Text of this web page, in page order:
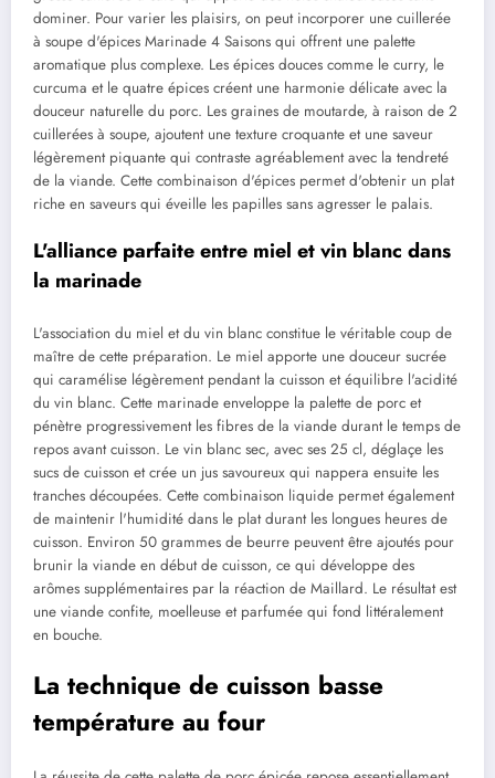
dominer. Pour varier les plaisirs, on peut incorporer une cuillerée
à soupe d'épices Marinade 4 Saisons qui offrent une palette
aromatique plus complexe. Les épices douces comme le curry, le
curcuma et le quatre épices créent une harmonie délicate avec la
douceur naturelle du porc. Les graines de moutarde, à raison de 2
cuillerées à soupe, ajoutent une texture croquante et une saveur
légèrement piquante qui contraste agréablement avec la tendreté
de la viande. Cette combinaison d'épices permet d'obtenir un plat
riche en saveurs qui éveille les papilles sans agresser le palais.
L'alliance parfaite entre miel et vin blanc dans
la marinade
L'association du miel et du vin blanc constitue le véritable coup de
maître de cette préparation. Le miel apporte une douceur sucrée
qui caramélise légèrement pendant la cuisson et équilibre l'acidité
du vin blanc. Cette marinade enveloppe la palette de porc et
pénètre progressivement les fibres de la viande durant le temps de
repos avant cuisson. Le vin blanc sec, avec ses 25 cl, déglaçe les
sucs de cuisson et crée un jus savoureux qui nappera ensuite les
tranches découpées. Cette combinaison liquide permet également
de maintenir l'humidité dans le plat durant les longues heures de
cuisson. Environ 50 grammes de beurre peuvent être ajoutés pour
brunir la viande en début de cuisson, ce qui développe des
arômes supplémentaires par la réaction de Maillard. Le résultat est
une viande confite, moelleuse et parfumée qui fond littéralement
en bouche.
La technique de cuisson basse
température au four